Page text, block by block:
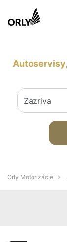
Orly Motorizácie